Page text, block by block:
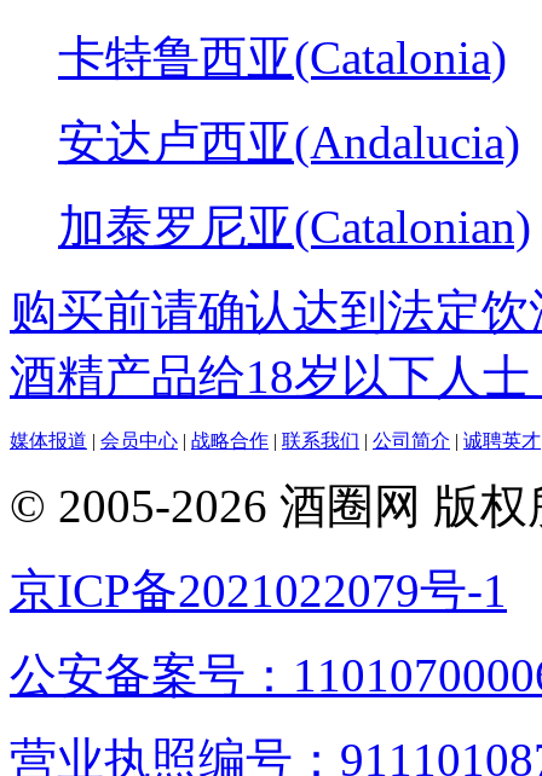
卡特鲁西亚(Catalonia)
安达卢西亚(Andalucia)
加泰罗尼亚(Catalonian)
购买前请确认达到法定
酒精产品给18岁以下人士
媒体报道 | 会员中心 | 战略合作 | 联系我们 | 公司简介 | 诚聘英才
© 2005-2026 酒圈网 版
京ICP备2021022079号-1
公安备案号：
营业执照编号：